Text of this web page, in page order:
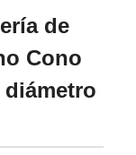
de
Cono
diámetro